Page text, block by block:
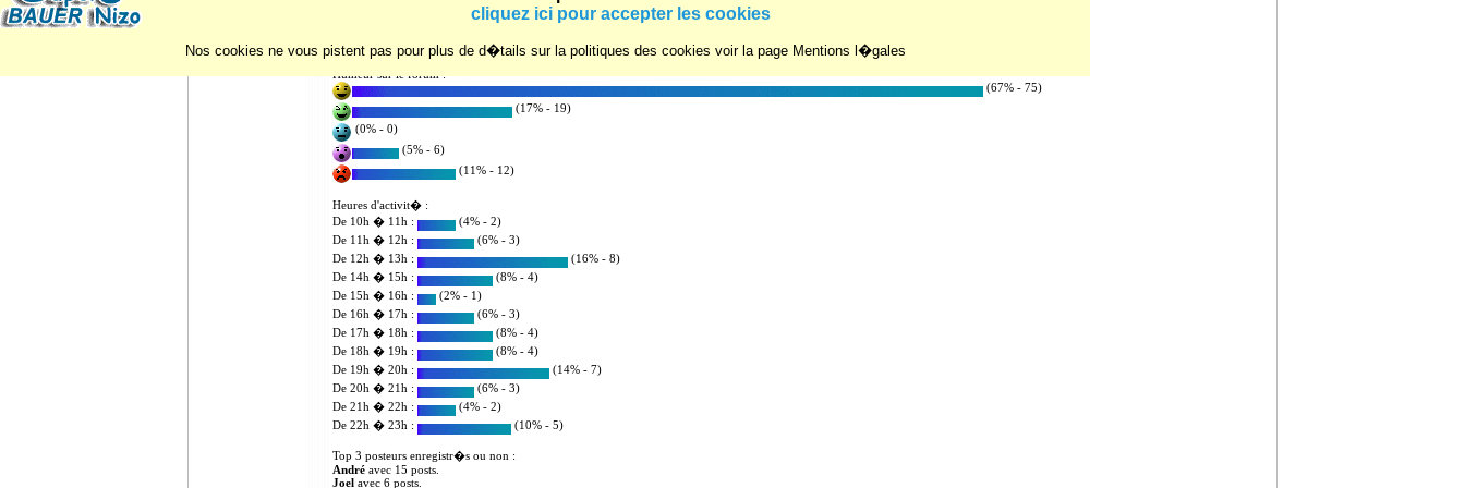
Statistiques d'utilisation du forum :
Nombre d'utilisateurs enregistr�s : 8
Humeur sur le forum :
(67% - 75)
(17% - 19)
(0% - 0)
(5% - 6)
(11% - 12)
Heures d'activit� :
De 10h � 11h :
(4% - 2)
De 11h � 12h :
(6% - 3)
De 12h � 13h :
(16% - 8)
De 14h � 15h :
(8% - 4)
De 15h � 16h :
(2% - 1)
De 16h � 17h :
(6% - 3)
De 17h � 18h :
(8% - 4)
De 18h � 19h :
(8% - 4)
De 19h � 20h :
(14% - 7)
De 20h � 21h :
(6% - 3)
De 21h � 22h :
(4% - 2)
De 22h � 23h :
(10% - 5)
Top 3 posteurs enregistr�s ou non :
André avec 15 posts.
Joel avec 6 posts.
cliquez ici pour accepter les cookies
Nos cookies ne vous pistent pas pour plus de d�tails sur la politiques des cookies voir la page Mentions l�gales